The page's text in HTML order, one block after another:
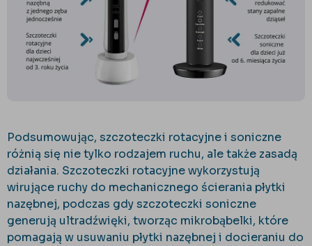
Podsumowując, szczoteczki rotacyjne i soniczne
różnią się nie tylko rodzajem ruchu, ale także zasadą
działania. Szczoteczki rotacyjne wykorzystują
wirujące ruchy do mechanicznego ścierania płytki
nazębnej, podczas gdy szczoteczki soniczne
generują ultradźwięki, tworząc mikrobąbelki, które
pomagają w usuwaniu płytki nazębnej i docieraniu do